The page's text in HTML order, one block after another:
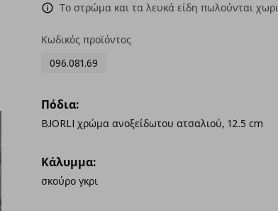
Το στρώμα και τα λευκά είδη πωλούνται
Κωδικός προϊόντος
096.081.69
Πόδια:
BJORLI χρώμα ανοξείδωτου ατσαλιού, 12.5 cm
Κάλυμμα:
σκούρο γκρι